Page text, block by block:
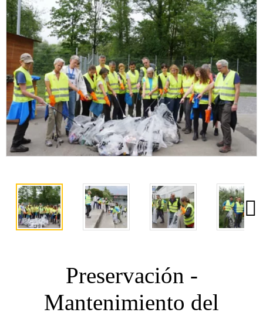
Preservación -
Mantenimiento del